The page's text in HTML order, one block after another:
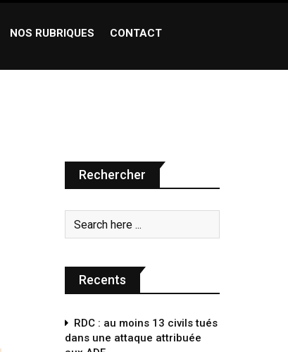
NOS RUBRIQUES CONTACT
Rechercher
Recents
RDC : au moins 13 civils tués
dans une attaque attribuée